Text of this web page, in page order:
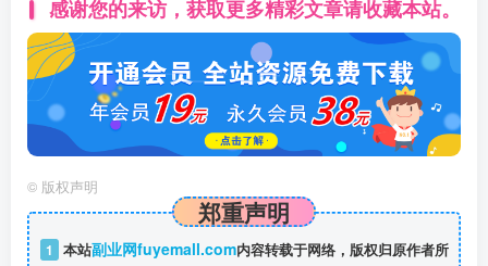
感谢您的来访，获取更多精彩文章请收藏本站。
© 版权声明
郑重声明
1 本站副业网fuyemall.com内容转载于网络，版权归原作者所